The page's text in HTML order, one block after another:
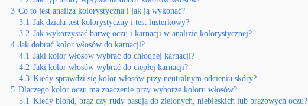
3 Co to jest analiza kolorystyczna i jak ją wykonać?
3.1 Jak działa test kolorystyczny i test lusterkowy?
3.2 Jak wykorzystać barwę oczu i karnacji w analizie kolorystycznej?
4 Jak dobrać kolor włosów do karnacji?
4.1 Jaki kolor włosów wybrać do chłodnej karnacji?
4.2 Jaki kolor włosów wybrać do ciepłej karnacji?
4.3 Kiedy sprawdzi się kolor włosów przy neutralnym odcieniu skóry?
5 Dlaczego kolor oczu ma znaczenie przy wyborze koloru włosów?
5.1 Kiedy blond, brąz czy rudy pasują do zielonych, niebieskich lub brązowych oczu?